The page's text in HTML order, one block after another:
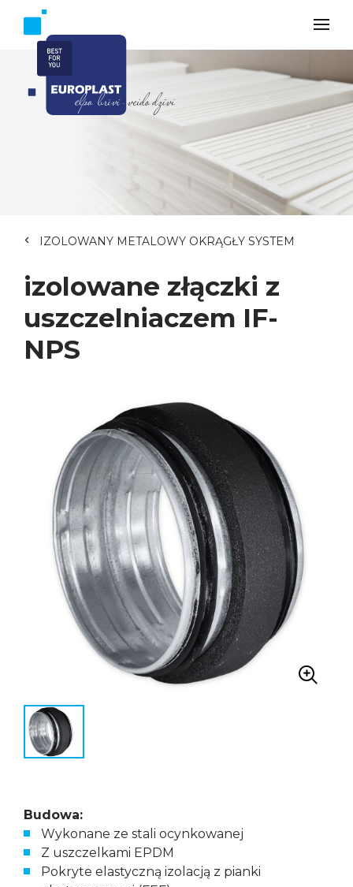
IZOLOWANY METALOWY OKRĄGŁY SYSTEM
izolowane złączki z
uszczelniaczem IF-
NPS
Budowa:
Wykonane ze stali ocynkowanej
Z uszczelkami EPDM
Pokryte elastyczną izolacją z pianki